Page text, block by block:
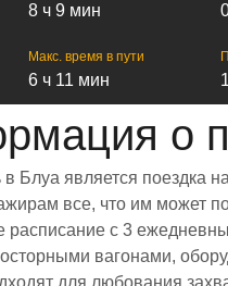
8 ч 9 мин
Макс. время в пути
6 ч 11 мин
о
Блуа является
все, что им может
расписание с 3
вагонами,
для любования